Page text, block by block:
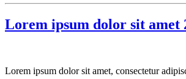
Lorem ipsum dolor sit amet
Lorem ipsum dolor sit amet, consectetur